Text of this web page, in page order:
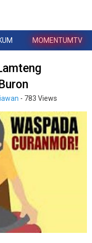
MOMENTUMTV
- 783 Views